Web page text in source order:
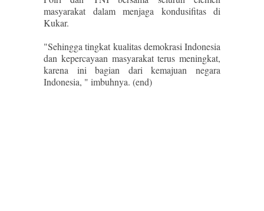
masyarakat dalam menjaga kondusifitas di
Kukar.
"Sehingga tingkat kualitas demokrasi Indonesia
dan kepercayaan masyarakat terus meningkat,
karena ini bagian dari kemajuan negara
Indonesia, " imbuhnya. (end)